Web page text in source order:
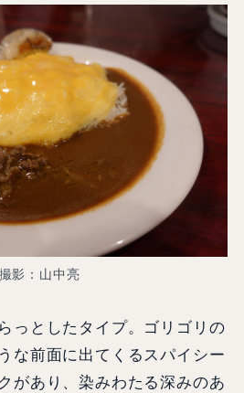
撮影：山中亮
っとしたタイプ。ゴリゴリの
な前面に出てくるスパイシー
があり、染みわたる深みのあ